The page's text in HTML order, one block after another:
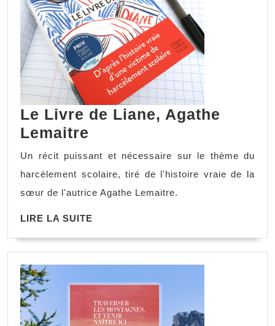
Le Livre de Liane, Agathe
Lemaitre
Un récit puissant et nécessaire sur le thème du
harcèlement scolaire, tiré de l'histoire vraie de la
sœur de l'autrice Agathe Lemaitre.
LIRE LA SUITE